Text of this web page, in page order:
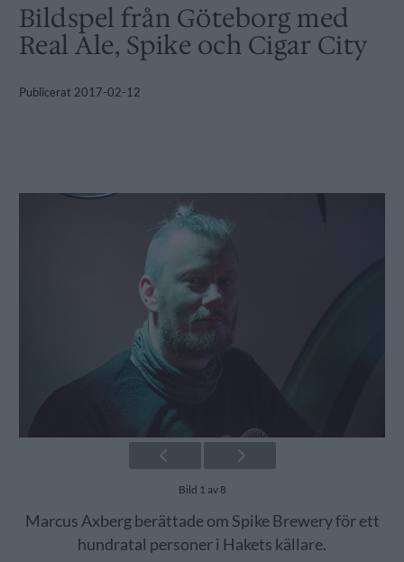
Bildspel från Göteborg med
Real Ale, Spike och Cigar City
Publicerat 2017-02-12
Bild 1 av 8
Marcus Axberg berättade om Spike Brewery för ett
hundratal personer i Hakets källare.